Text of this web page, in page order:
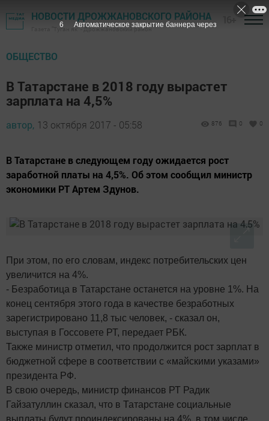
НОВОСТИ ДРОЖЖАНОВСКОГО РАЙОНА
Газета "Туган як" - Дрожжановский район
ОБЩЕСТВО
В Татарстане в 2018 году вырастет
зарплата на 4,5%
автор, 13 октября 2017 - 05:58 876 0 0
В Татарстане в следующем году ожидается рост
заработной платы на 4,5%. Об этом сообщил министр
экономики РТ Артем Здунов.
При этом, по его словам, индекс потребительских цен
увеличится на 4%.
- Безработица в Татарстане останется на уровне 1%. На
конец сентября этого года в качестве безработных
зарегистрировано 11,8 тыс человек, - сказал он,
выступая в Госсовете РТ, передает РБК.
Также министр отметил, что продолжится рост зарплат в
бюджетной сфере в соответствии с «майскими указами»
президента РФ.
В свою очередь, министр финансов РТ Радик
Гайзатуллин сказал, что в Татарстане социальные
выплаты будут проиндексированы на 4%, в том числе
5 Автоматическое закрытие баннера через